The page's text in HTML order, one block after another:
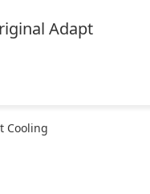
Adapt